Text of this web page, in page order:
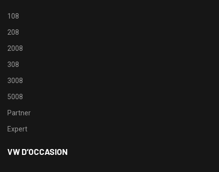
108
208
2008
308
3008
5008
Partner
Expert
VW D’OCCASION